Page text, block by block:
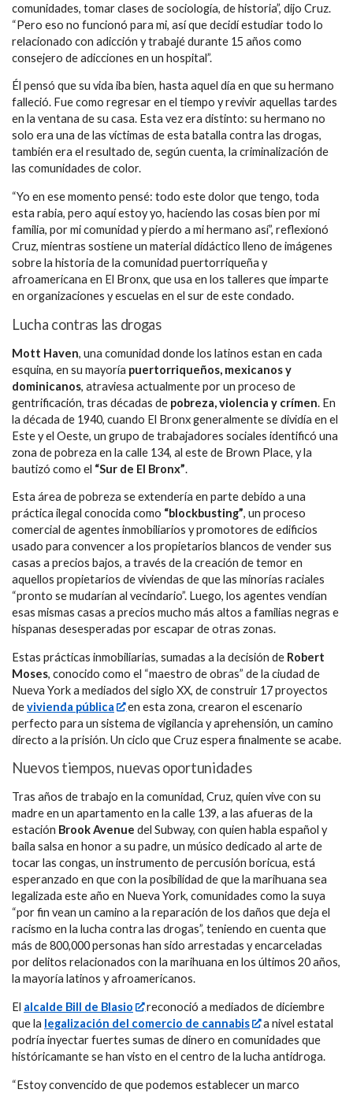
comunidades, tomar clases de sociología, de historia”, dijo Cruz.
“Pero eso no funcionó para mi, así que decidí estudiar todo lo
relacionado con adicción y trabajé durante 15 años como
consejero de adicciones en un hospital”.
Él pensó que su vida iba bien, hasta aquel día en que su hermano
falleció. Fue como regresar en el tiempo y revivir aquellas tardes
en la ventana de su casa. Esta vez era distinto: su hermano no
solo era una de las víctimas de esta batalla contra las drogas,
también era el resultado de, según cuenta, la criminalización de
las comunidades de color.
“Yo en ese momento pensé: todo este dolor que tengo, toda
esta rabia, pero aquí estoy yo, haciendo las cosas bien por mi
familia, por mi comunidad y pierdo a mi hermano así”, reflexionó
Cruz, mientras sostiene un material didáctico lleno de imágenes
sobre la historia de la comunidad puertorriqueña y
afroamericana en El Bronx, que usa en los talleres que imparte
en organizaciones y escuelas en el sur de este condado.
Lucha contras las drogas
Mott Haven, una comunidad donde los latinos estan en cada
esquina, en su mayoría puertorriqueños, mexicanos y
dominicanos, atraviesa actualmente por un proceso de
gentrificación, tras décadas de pobreza, violencia y crímen. En
la década de 1940, cuando El Bronx generalmente se dividía en el
Este y el Oeste, un grupo de trabajadores sociales identificó una
zona de pobreza en la calle 134, al este de Brown Place, y la
bautizó como el “Sur de El Bronx”.
Esta área de pobreza se extendería en parte debido a una
práctica ilegal conocida como “blockbusting”, un proceso
comercial de agentes inmobiliarios y promotores de edificios
usado para convencer a los propietarios blancos de vender sus
casas a precios bajos, a través de la creación de temor en
aquellos propietarios de viviendas de que las minorías raciales
“pronto se mudarían al vecindario”. Luego, los agentes vendían
esas mismas casas a precios mucho más altos a familias negras e
hispanas desesperadas por escapar de otras zonas.
Estas prácticas inmobiliarias, sumadas a la decisión de Robert
Moses, conocido como el “maestro de obras” de la ciudad de
Nueva York a mediados del siglo XX, de construir 17 proyectos
devivienda pública
en esta zona, crearon el escenario
perfecto para un sistema de vigilancia y aprehensión, un camino
directo a la prisión. Un ciclo que Cruz espera finalmente se acabe.
Nuevos tiempos, nuevas oportunidades
Tras años de trabajo en la comunidad, Cruz, quien vive con su
madre en un apartamento en la calle 139, a las afueras de la
estación Brook Avenue del Subway, con quien habla español y
baila salsa en honor a su padre, un músico dedicado al arte de
tocar las congas, un instrumento de percusión boricua, está
esperanzado en que con la posibilidad de que la marihuana sea
legalizada este año en Nueva York, comunidades como la suya
“por fin vean un camino a la reparación de los daños que deja el
racismo en la lucha contra las drogas”, teniendo en cuenta que
más de 800,000 personas han sido arrestadas y encarceladas
por delitos relacionados con la marihuana en los últimos 20 años,
la mayoría latinos y afroamericanos.
El alcalde Bill de Blasio
reconoció a mediados de diciembre
que la legalización del comercio de cannabis
a nivel estatal
podría inyectar fuertes sumas de dinero en comunidades que
históricamante se han visto en el centro de la lucha antidroga.
“Estoy convencido de que podemos establecer un marco